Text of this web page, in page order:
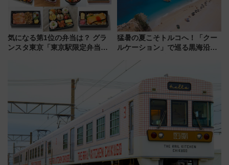
気になる第1位の弁当は？ グラ
ンスタ東京「東京駅限定弁当
猛暑の夏こそトルコへ！「クー
ルケーション」で巡る黒海沿岸
連検索数が前年比237％増、ナ
ショジオも認める『2026年に訪
れるべき世界の旅先』